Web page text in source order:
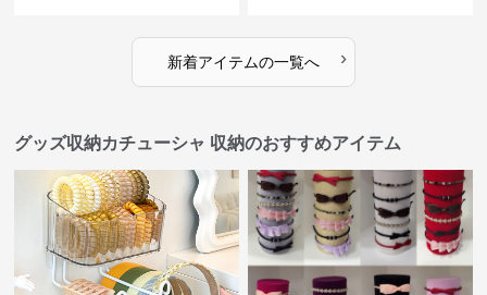
新着アイテムの一覧へ ›
グッズ収納カチューシャ 収納のおすすめアイテム